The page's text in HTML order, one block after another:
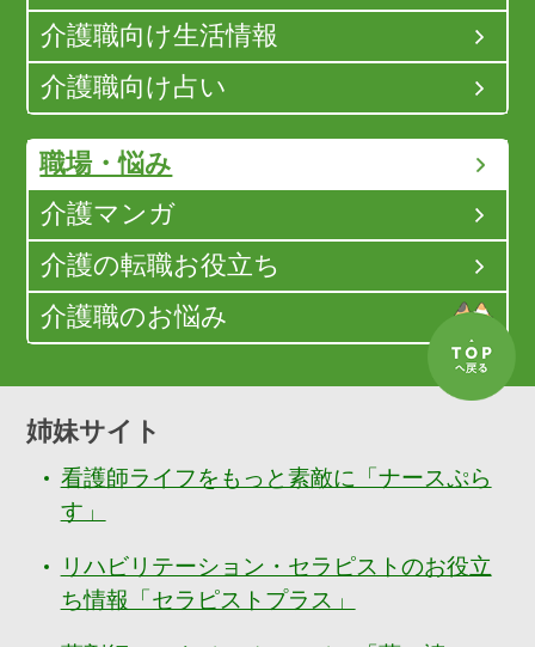
介護職向け生活情報
介護職向け占い
職場・悩み
介護マンガ
介護の転職お役立ち
介護職のお悩み
姉妹サイト
看護師ライフをもっと素敵に「ナースぷら
す」
リハビリテーション・セラピストのお役立
ち情報「セラピストプラス」